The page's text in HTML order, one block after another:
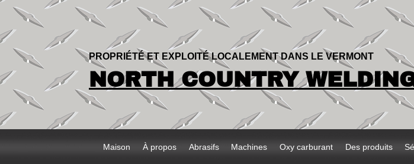
PROPRIÉTÉ ET EXPLOITÉ LOCALEMENT DANS LE VERMONT
NORTH COUNTRY
Maison À propos Abrasifs Machines Oxy carburant Des produits